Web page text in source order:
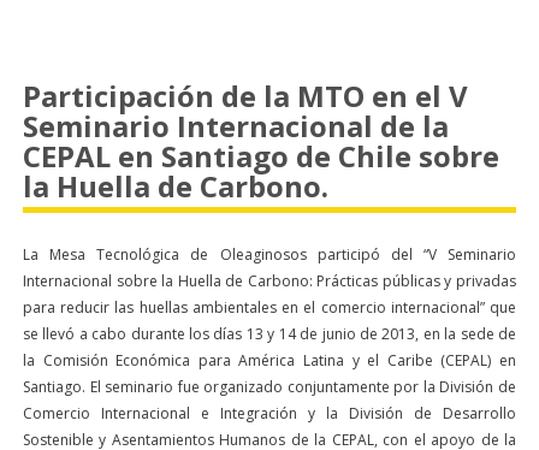
Participación de la MTO en el V
Seminario Internacional de la
CEPAL en Santiago de Chile sobre
la Huella de Carbono.
La Mesa Tecnológica de Oleaginosos participó del “V Seminario
Internacional sobre la Huella de Carbono: Prácticas públicas y privadas
para reducir las huellas ambientales en el comercio internacional” que
se llevó a cabo durante los días 13 y 14 de junio de 2013, en la sede de
la Comisión Económica para América Latina y el Caribe (CEPAL) en
Santiago. El seminario fue organizado conjuntamente por la División de
Comercio Internacional e Integración y la División de Desarrollo
Sostenible y Asentamientos Humanos de la CEPAL, con el apoyo de la